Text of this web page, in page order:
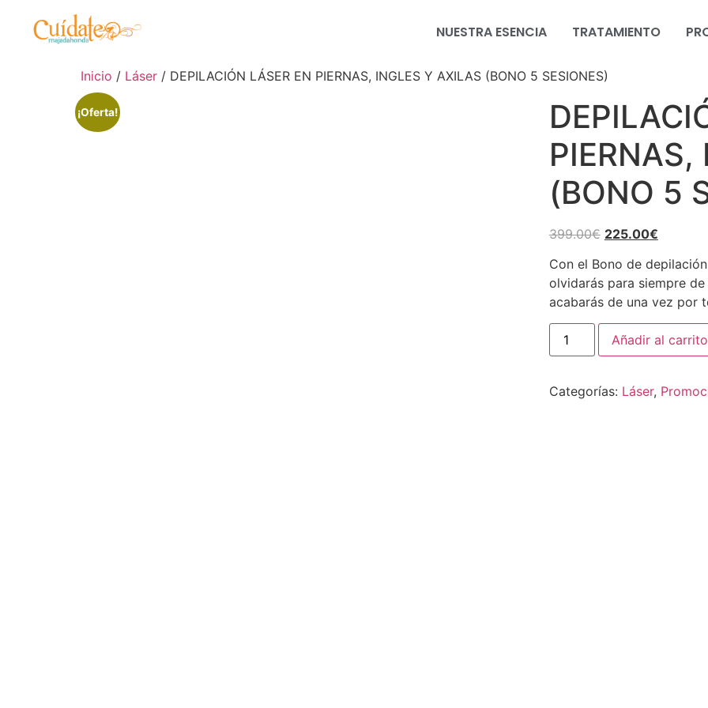
NUESTRA ESENCIA TRATAMIENTO
Inicio / Láser / DEPILACIÓN LÁSER EN PIERNAS, INGLES Y AXILAS (BONO 5 SESIONES)
¡Oferta!
PIERNAS,
(BONO 5
399.00€ 225.00€
Con el Bono de
olvidarás para siempre
acabarás de una vez por
Añadir al carrito
Categorías: Láser,